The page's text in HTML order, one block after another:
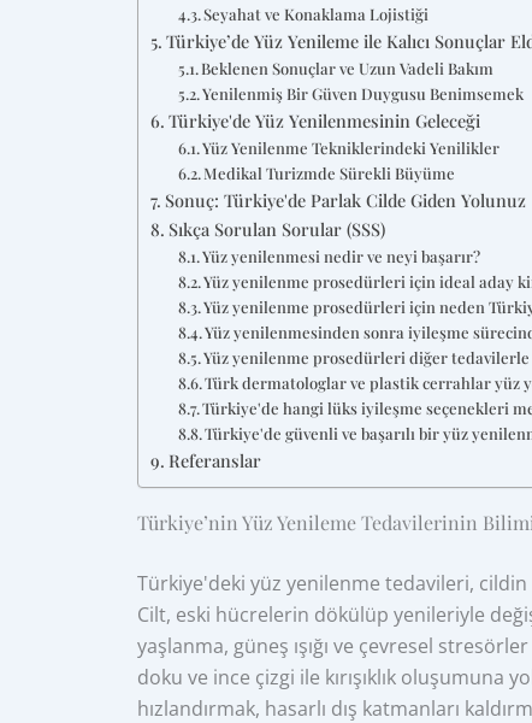
Seyahat ve Konaklama Lojistiği
Türkiye’de Yüz Yenileme ile Kalıcı Sonuçlar
Beklenen Sonuçlar ve Uzun Vadeli Bakım
Yenilenmiş Bir Güven Duygusu Benimsemek
Türkiye'de Yüz Yenilenmesinin Geleceği
Yüz Yenilenme Tekniklerindeki Yenilikler
Medikal Turizmde Sürekli Büyüme
Sonuç: Türkiye'de Parlak Cilde Giden Yolunuz
Sıkça Sorulan Sorular (SSS)
Yüz yenilenmesi nedir ve neyi başarır?
Yüz yenilenme prosedürleri için ideal aday
Yüz yenilenme prosedürleri için neden
Yüz yenilenmesinden sonra iyileşme
Yüz yenilenme prosedürleri diğer
Türk dermatologlar ve plastik cerrahlar
Türkiye'de hangi lüks iyileşme seçenekleri
Türkiye'de güvenli ve başarılı bir yüz
Referanslar
Türkiye’nin Yüz Yenileme Tedavilerinin Bilimi
Türkiye'deki yüz yenilenme tedavileri,
Cilt, eski hücrelerin dökülüp yenileriyle
yaşlanma, güneş ışığı ve çevresel
doku ve ince çizgi ile kırışıklık
hızlandırmak, hasarlı dış katmanları